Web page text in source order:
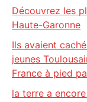
Découvrez les
Haute-Garonne
Ils avaient
jeunes
France à pied
la terre a